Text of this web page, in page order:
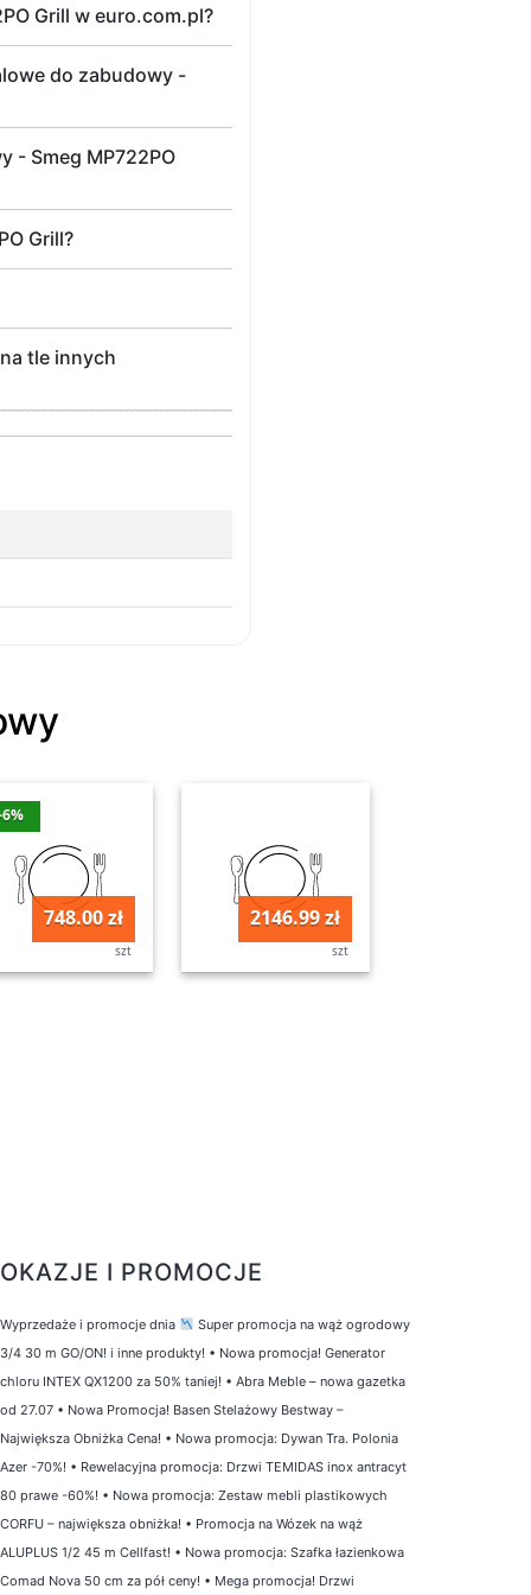
Grill w euro.com.pl?
do zabudowy -
- Smeg MP722PO
Grill?
tle innych
748.00 zł
szt
2146.99 zł
szt
OKAZJE I PROMOCJE
Wyprzedaże i promocje dnia
Super promocja na wąż ogrodowy
3/4 30 m GO/ON! i inne produkty! • Nowa promocja! Generator
chloru INTEX QX1200 za 50% taniej! • Abra Meble – nowa gazetka
od 27.07 • Nowa Promocja! Basen Stelażowy Bestway –
Największa Obniżka Cena! • Nowa promocja: Dywan Tra. Polonia
Azer -70%! • Rewelacyjna promocja: Drzwi TEMIDAS inox antracyt
80 prawe -60%! • Nowa promocja: Zestaw mebli plastikowych
CORFU – największa obniżka! • Promocja na Wózek na wąż
ALUPLUS 1/2 45 m Cellfast! • Nowa promocja: Szafka łazienkowa
Comad Nova 50 cm za pół ceny! • Mega promocja! Drzwi